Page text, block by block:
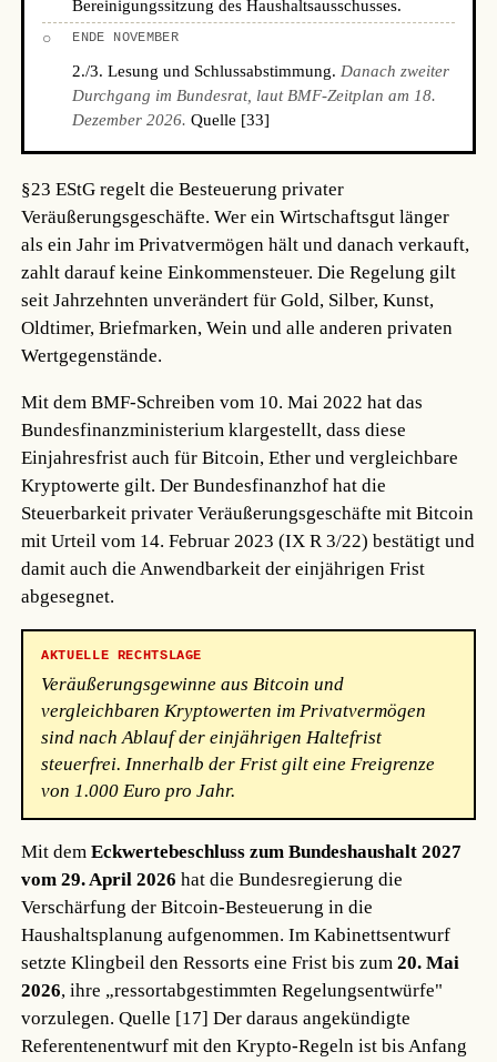
Bereinigungssitzung des Haushaltsausschusses.
○ ENDE NOVEMBER
2./3. Lesung und Schlussabstimmung. Danach zweiter
Durchgang im Bundesrat, laut BMF-Zeitplan am 18.
Dezember 2026. Quelle [33]
§23 EStG regelt die Besteuerung privater
Veräußerungsgeschäfte. Wer ein Wirtschaftsgut länger
als ein Jahr im Privatvermögen hält und danach verkauft,
zahlt darauf keine Einkommensteuer. Die Regelung gilt
seit Jahrzehnten unverändert für Gold, Silber, Kunst,
Oldtimer, Briefmarken, Wein und alle anderen privaten
Wertgegenstände.
Mit dem BMF-Schreiben vom 10. Mai 2022 hat das
Bundesfinanzministerium klargestellt, dass diese
Einjahresfrist auch für Bitcoin, Ether und vergleichbare
Kryptowerte gilt. Der Bundesfinanzhof hat die
Steuerbarkeit privater Veräußerungsgeschäfte mit Bitcoin
mit Urteil vom 14. Februar 2023 (IX R 3/22) bestätigt und
damit auch die Anwendbarkeit der einjährigen Frist
abgesegnet.
AKTUELLE RECHTSLAGE
Veräußerungsgewinne aus Bitcoin und
vergleichbaren Kryptowerten im Privatvermögen
sind nach Ablauf der einjährigen Haltefrist
steuerfrei. Innerhalb der Frist gilt eine Freigrenze
von 1.000 Euro pro Jahr.
Mit demEckwertebeschluss zum Bundeshaushalt 2027
vom 29. April 2026 hat die Bundesregierung die
Verschärfung der Bitcoin-Besteuerung in die
Haushaltsplanung aufgenommen. Im Kabinettsentwurf
setzte Klingbeil den Ressorts eine Frist bis zum20. Mai
2026, ihre „ressortabgestimmten Regelungsentwürfe"
vorzulegen.Quelle [17] Der daraus angekündigte
Referentenentwurf mit den Krypto-Regeln ist bis Anfang